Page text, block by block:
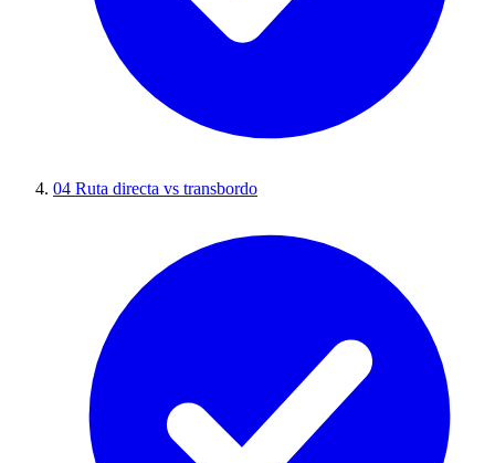
04 Ruta directa vs transbordo